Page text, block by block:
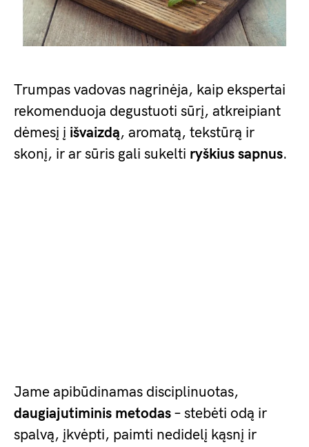
Trumpas vadovas nagrinėja, kaip ekspertai
rekomenduoja degustuoti sūrį, atkreipiant
dėmesį į išvaizdą, aromatą, tekstūrą ir
skonį, ir ar sūris gali sukelti ryškius sapnus.
Jame apibūdinamas disciplinuotas,
daugiajutiminis metodas – stebėti odą ir
spalvą, įkvėpti, paimti nedidelį kąsnį ir